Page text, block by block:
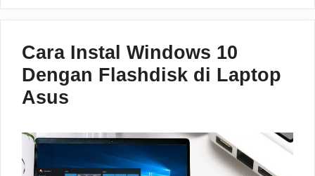
Cara Instal Windows 10
Dengan Flashdisk di Laptop
Asus